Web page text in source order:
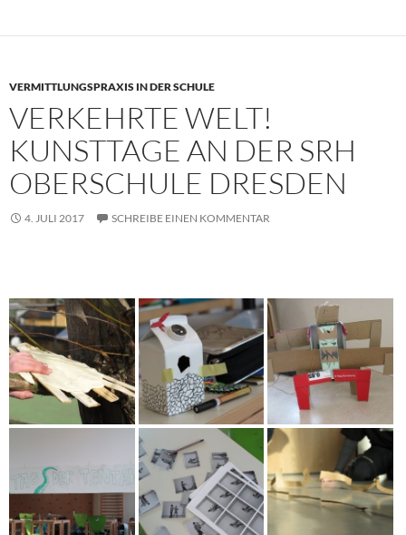
VERMITTLUNGSPRAXIS IN DER SCHULE
VERKEHRTE WELT!
KUNSTTAGE AN DER SRH
OBERSCHULE DRESDEN
4. JULI 2017 SCHREIBE EINEN KOMMENTAR